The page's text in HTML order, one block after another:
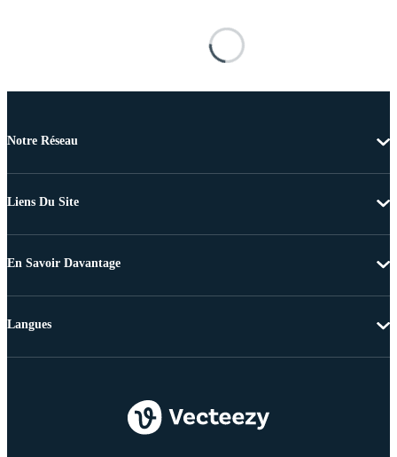
Notre Réseau
Liens Du Site
En Savoir Davantage
Langues